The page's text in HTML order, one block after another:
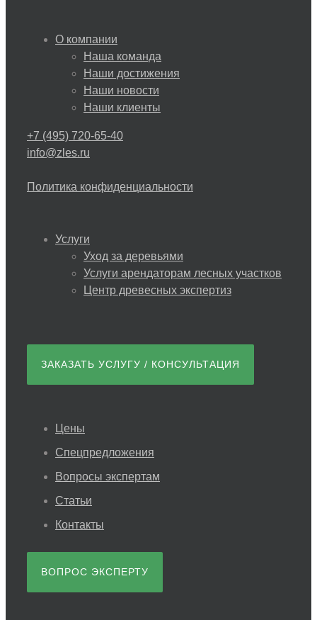
О компании
Наша команда
Наши достижения
Наши новости
Наши клиенты
+7 (495) 720-65-40
info@zles.ru
Политика конфиденциальности
Услуги
Уход за деревьями
Услуги арендаторам лесных участков
Центр древесных экспертиз
ЗАКАЗАТЬ УСЛУГУ / КОНСУЛЬТАЦИЯ
Цены
Спецпредложения
Вопросы экспертам
Статьи
Контакты
ВОПРОС ЭКСПЕРТУ